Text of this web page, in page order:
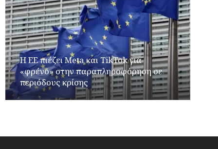
Η ΕΕ πιέζει Meta και TikTok για
«φρένο» στην παραπληροφόρηση σε
περιόδους κρίσης